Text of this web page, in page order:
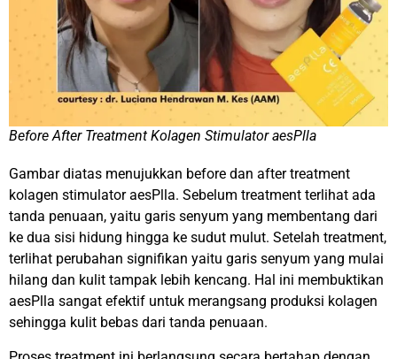
Before After Treatment Kolagen Stimulator aesPlla
Gambar diatas menujukkan before dan after treatment
kolagen stimulator aesPlla. Sebelum treatment terlihat ada
tanda penuaan, yaitu garis senyum yang membentang dari
ke dua sisi hidung hingga ke sudut mulut. Setelah treatment,
terlihat perubahan signifikan yaitu garis senyum yang mulai
hilang dan kulit tampak lebih kencang. Hal ini membuktikan
aesPlla sangat efektif untuk merangsang produksi kolagen
sehingga kulit bebas dari tanda penuaan.